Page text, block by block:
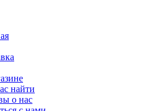
найти
о нас